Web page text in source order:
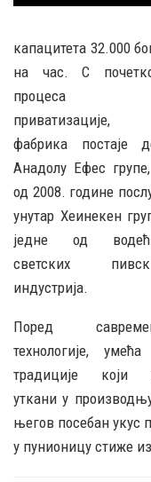
капацитета 32.000
на час. С
процеса
приватизације,
фабрика постаје
Анадолу Ефес
од 2008. године
унутар Хеинекен
једне од
светских
индустрија.
Поред
технологије,
традиције који
уткани у
његов посебан укус
у пунионицу стиже